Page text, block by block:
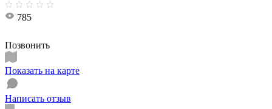
785
Позвонить
Показать на карте
Написать отзыв